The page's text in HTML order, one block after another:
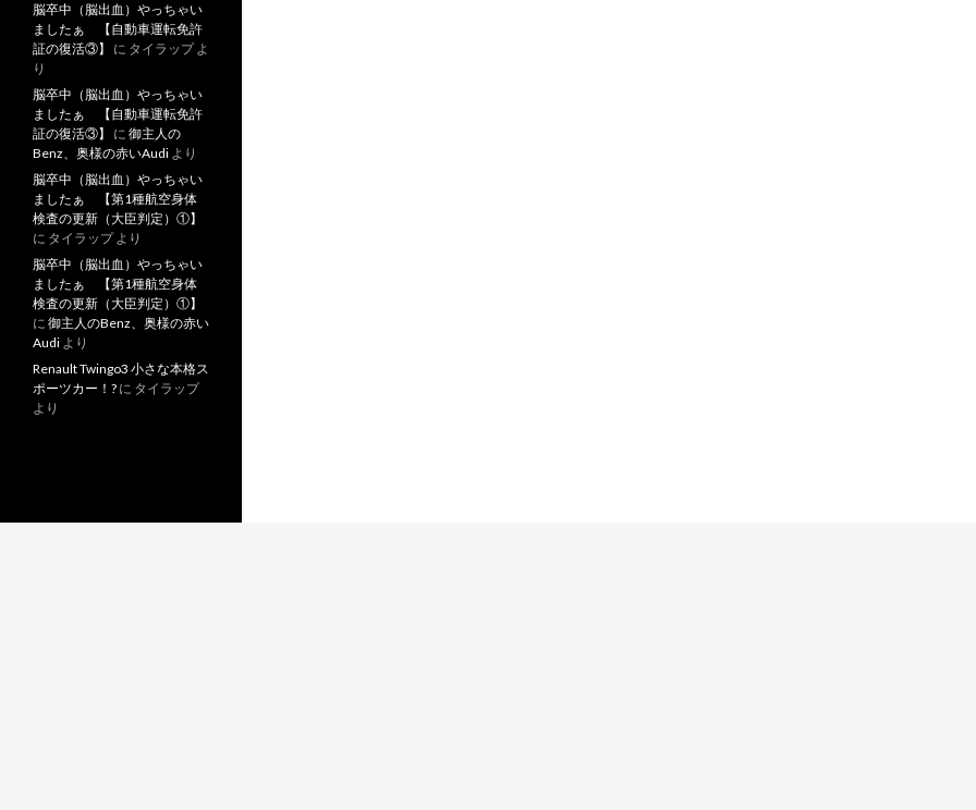
脳卒中（脳出血）やっちゃい
ましたぁ 【自動車運転免許
証の復活③】
に タイラップよ
り
脳卒中（脳出血）やっちゃい
ましたぁ 【自動車運転免許
証の復活③】
に 御主人の
Benz、奥様の赤いAudi より
脳卒中（脳出血）やっちゃい
ましたぁ 【第1種航空身体
検査の更新（大臣判定）①】
に タイラップより
脳卒中（脳出血）やっちゃい
ましたぁ 【第1種航空身体
検査の更新（大臣判定）①】
に 御主人のBenz、奥様の赤い
Audi より
Renault Twingo3 小さな本格ス
ポーツカー！? に タイラップ
より